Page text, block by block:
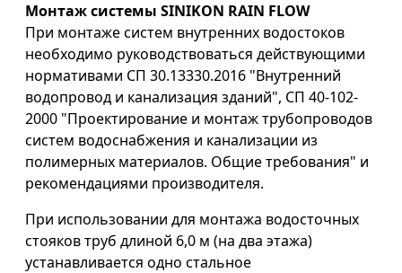
Монтаж системы SINIKON RAIN FLOW
При монтаже систем внутренних водостоков
необходимо руководствоваться действующими
нормативами СП 30.13330.2016 "Внутренний
водопровод и канализация зданий", СП 40-102-
2000 "Проектирование и монтаж трубопроводов
систем водоснабжения и канализации из
полимерных материалов. Общие требования" и
рекомендациями производителя.
При использовании для монтажа водосточных
стояков труб длиной 6,0 м (на два этажа)
устанавливается одно стальное